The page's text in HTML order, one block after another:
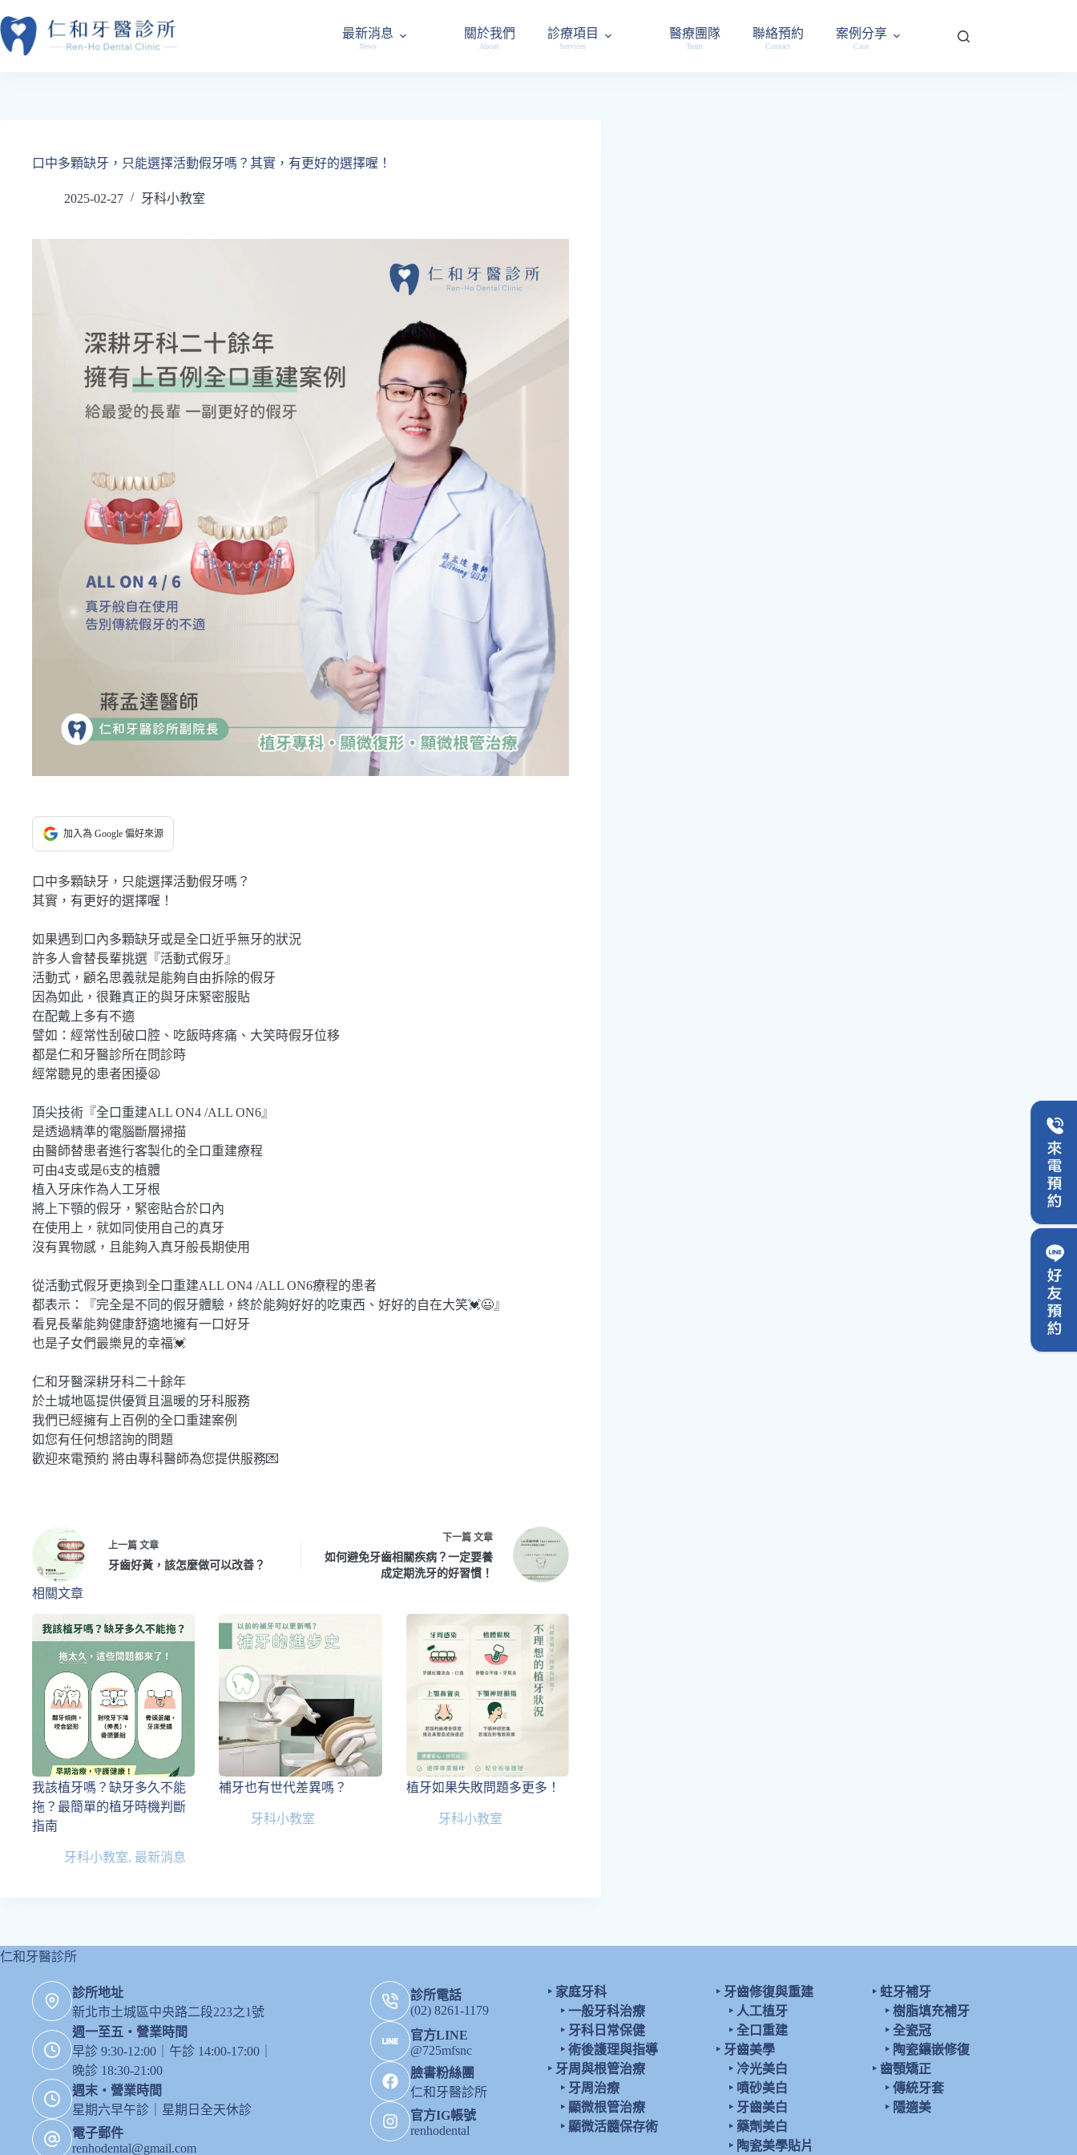
至
主
最新消息
News
關於我們
About
診療項目
Services
醫療團隊
Team
聯絡預約
Contact
案例分享
Case
口中多顆缺牙，只能選擇活動假牙嗎？其實，有更好的選擇喔！
2025-02-27 牙科小教室
加入為 Google 偏好來源
口中多顆缺牙，只能選擇活動假牙嗎？
其實，有更好的選擇喔！
如果遇到口內多顆缺牙或是全口近乎無牙的狀況
許多人會替長輩挑選『活動式假牙』
活動式，顧名思義就是能夠自由拆除的假牙
因為如此，很難真正的與牙床緊密服貼
在配戴上多有不適
譬如：經常性刮破口腔、吃飯時疼痛、大笑時假牙位移
都是仁和牙醫診所在問診時
經常聽見的患者困擾😫
頂尖技術『全口重建ALL ON4 /ALL ON6』
是透過精準的電腦斷層掃描
由醫師替患者進行客製化的全口重建療程
可由4支或是6支的植體
植入牙床作為人工牙根
將上下顎的假牙，緊密貼合於口內
在使用上，就如同使用自己的真牙
沒有異物感，且能夠入真牙般長期使用
從活動式假牙更換到全口重建ALL ON4 /ALL ON6療程的患者
都表示：『完全是不同的假牙體驗，終於能夠好好的吃東西、好好的自在大笑💓😃』
看見長輩能夠健康舒適地擁有一口好牙
也是子女們最樂見的幸福💓
仁和牙醫深耕牙科二十餘年
於土城地區提供優質且溫暖的牙科服務
我們已經擁有上百例的全口重建案例
如您有任何想諮詢的問題
歡迎來電預約 將由專科醫師為您提供服務💌
上一篇 文章
牙齒好黃，該怎麼做可以改善？
下一篇 文章
如何避免牙齒相關疾病？一定要養
成定期洗牙的好習慣！
相關文章
我該植牙嗎？缺牙多久不能
拖？最簡單的植牙時機判斷
指南
牙科小教室, 最新消息
補牙也有世代差異嗎？
牙科小教室
植牙如果失敗問題多更多！
牙科小教室
仁和牙醫診所
診所地址
新北市土城區中央路二段223之1號
週一至五・營業時間
早診 9:30-12:00｜午診 14:00-17:00｜
晚診 18:30-21:00
週末・營業時間
星期六早午診｜星期日全天休診
電子郵件
renhodental@gmail.com
診所電話
(02) 8261-1179
官方LINE
@725mfsnc
臉書粉絲團
仁和牙醫診所
官方IG帳號
renhodental
‣ 家庭牙科
‣ 一般牙科治療
‣ 牙科日常保健
‣ 術後護理與指導
‣ 牙周與根管治療
‣ 牙周治療
‣ 顯微根管治療
‣ 顯微活髓保存術
‣ 牙齒修復與重建
‣ 人工植牙
‣全口重建
‣ 牙齒美學
‣ 冷光美白
‣ 噴砂美白
‣ 牙齒美白
‣ 藥劑美白
‣ 陶瓷美學貼片
‣ 蛀牙補牙
‣ 樹脂填充補牙
‣ 全瓷冠
‣ 陶瓷鑲嵌修復
‣ 齒顎矯正
‣ 傳統牙套
‣ 隱適美